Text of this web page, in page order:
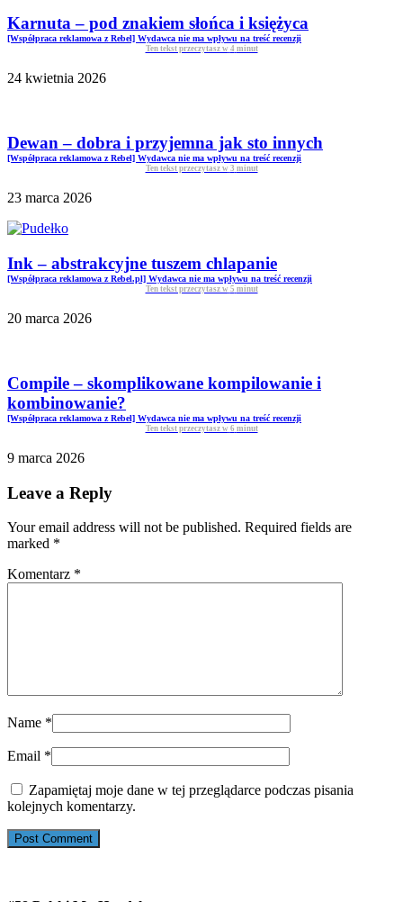
Karnuta – pod znakiem słońca i księżyca
[Współpraca reklamowa z Rebel] Wydawca nie ma wpływu na treść recenzji
Ten tekst przeczytasz w 4 minut
24 kwietnia 2026
Dewan – dobra i przyjemna jak sto innych
[Współpraca reklamowa z Rebel] Wydawca nie ma wpływu na treść recenzji
Ten tekst przeczytasz w 3 minut
23 marca 2026
Ink – abstrakcyjne tuszem chlapanie
[Współpraca reklamowa z Rebel.pl] Wydawca nie ma wpływu na treść recenzji
Ten tekst przeczytasz w 5 minut
20 marca 2026
Compile – skomplikowane kompilowanie i
kombinowanie?
[Współpraca reklamowa z Rebel] Wydawca nie ma wpływu na treść recenzji
Ten tekst przeczytasz w 6 minut
9 marca 2026
Leave a Reply
Your email address will not be published. Required fields are
marked *
Komentarz *
Name *
Email *
Zapamiętaj moje dane w tej przeglądarce podczas pisania
kolejnych komentarzy.